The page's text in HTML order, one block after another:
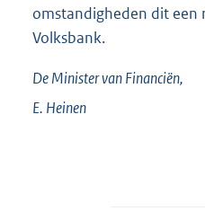
omstandigheden dit een
Volksbank.
De Minister van Financiën,
E. Heinen